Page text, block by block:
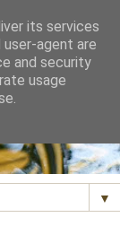
▼
its services
user-agent are
and security
usage